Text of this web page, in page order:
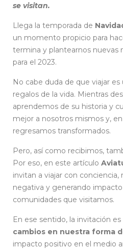
se visitan.
Llega la temporada de
un momento propicio para
termina y plantearnos nuevas
para el 2023.
No cabe duda de que viajar
regalos de la vida. Mientras
aprendemos de su historia y
mejor a nosotros mismos y,
regresamos transformados.
Pero, así como recibimos,
Por eso, en este artículo
invitan a viajar con
negativa y generando
comunidades que visitamos.
En ese sentido, la invitación es
cambios en nuestra forma
impacto positivo en el medio